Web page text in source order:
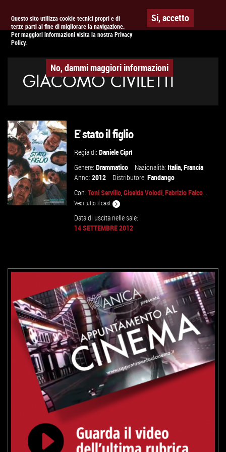
Questo sito utilizza cookie tecnici propri e di
terze parti al fine di migliorare la navigazione.
Per maggiori informazioni visita la nostra Privacy
Policy.
Si, accetto
No, dammi maggiori informazioni
APPUNTAMENTO AL CINEMA
GIACOMO CIVILETTI
E' stato il figlio
Regia di:Daniele Ciprì
Genere:Drammatico Nazionalità:Italia,Francia
Anno:2012 Distributore:Fandango
Con:Toni Servillo,Giselda Volodi,Fabrizio Falco...
Vedi tutto il cast
Data di uscita nelle sale:
14 SETTEMBRE 2012